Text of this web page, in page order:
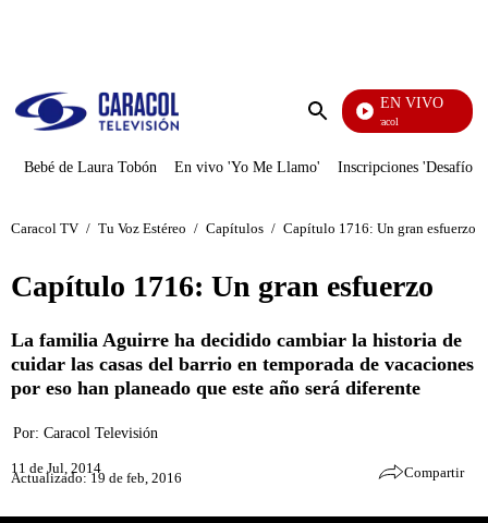
Enviar
EN VIVO
Noticias Caracol
Bebé de Laura Tobón En vivo 'Yo Me Llamo' Inscripciones 'Desafío'
Caracol TV / Tu Voz Estéreo / Capítulos / Capítulo 1716: Un gran esfuerzo
Capítulo 1716: Un gran esfuerzo
La familia Aguirre ha decidido cambiar la historia de
cuidar las casas del barrio en temporada de vacaciones
por eso han planeado que este año será diferente
Por: Caracol Televisión
11 de Jul, 2014
Actualizado: 19 de feb, 2016 Compartir